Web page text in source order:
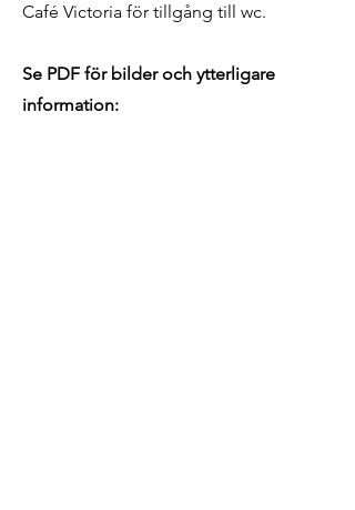
Café Victoria för tillgång till wc.
Se PDF för bilder och ytterligare
information: